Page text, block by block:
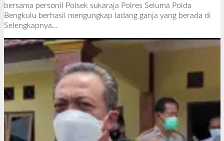
e
h
a
bersama personil Polsek sukaraja Polres Seluma Polda
Bengkulu berhasil mengungkap ladang ganja yang berada di
Selengkapnya…